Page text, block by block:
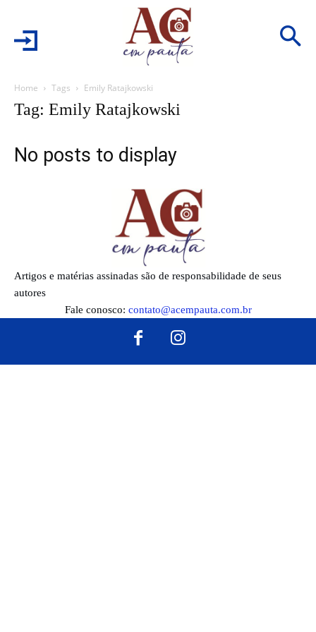
Home Tags Emily Ratajkowski
Tag: Emily Ratajkowski
No posts to display
Artigos e matérias assinadas são de responsabilidade de seus
autores
Fale conosco: contato@acempauta.com.br